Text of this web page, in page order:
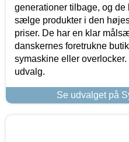
generationer tilbage, og
sælge produkter i den
priser. De har en klar
danskernes foretrukne
symaskine eller
udvalg.
Se udvalget på